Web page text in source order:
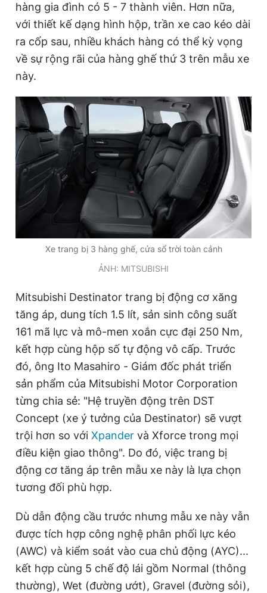
hàng gia đình có 5 - 7 thành viên. Hơn nữa,
với thiết kế dạng hình hộp, trần xe cao kéo dài
ra cốp sau, nhiều khách hàng có thể kỳ vọng
về sự rộng rãi của hàng ghế thứ 3 trên mẫu xe
này.
Xe trang bị 3 hàng ghế, cửa sổ trời toàn cảnh
ẢNH: MITSUBISHI
Mitsubishi Destinator trang bị động cơ xăng
tăng áp, dung tích 1.5 lít, sản sinh công suất
161 mã lực và mô-men xoắn cực đại 250 Nm,
kết hợp cùng hộp số tự động vô cấp. Trước
đó, ông Ito Masahiro - Giám đốc phát triển
sản phẩm của Mitsubishi Motor Corporation
từng chia sẻ: "Hệ truyền động trên DST
Concept (xe ý tưởng của Destinator) sẽ vượt
trội hơn so với Xpander và Xforce trong mọi
điều kiện giao thông". Do đó, việc trang bị
động cơ tăng áp trên mẫu xe này là lựa chọn
tương đối phù hợp.
Dù dẫn động cầu trước nhưng mẫu xe này vẫn
được tích hợp công nghệ phân phối lực kéo
(AWC) và kiểm soát vào cua chủ động (AYC)...
kết hợp cùng 5 chế độ lái gồm Normal (thông
thường), Wet (đường ướt), Gravel (đường sỏi),